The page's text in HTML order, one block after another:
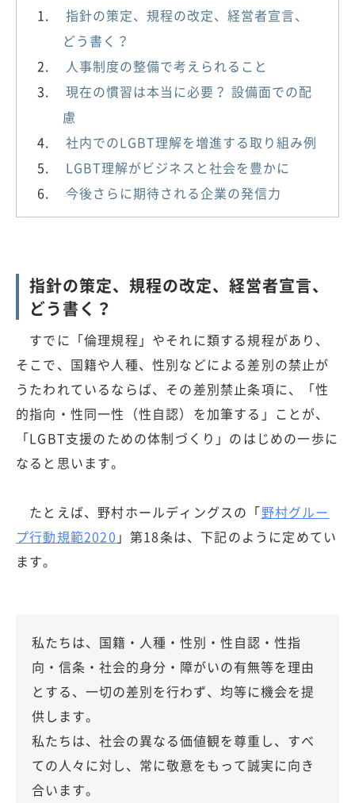
指針の策定、規程の改定、経営者宣言、
どう書く？
人事制度の整備で考えられること
現在の慣習は本当に必要？ 設備面での配
慮
社内でのLGBT理解を増進する取り組み例
LGBT理解がビジネスと社会を豊かに
今後さらに期待される企業の発信力
指針の策定、規程の改定、経営者宣言、
どう書く？
すでに「倫理規程」やそれに類する規程があり、
そこで、国籍や人種、性別などによる差別の禁止が
うたわれているならば、その差別禁止条項に、「性
的指向・性同一性（性自認）を加筆する」ことが、
「LGBT支援のための体制づくり」のはじめの一歩に
なると思います。
たとえば、野村ホールディングスの「野村グルー
プ行動規範2020 」第18条は、下記のように定めてい
ます。
私たちは、国籍・人種・性別・性自認・性指
向・信条・社会的身分・障がいの有無等を理由
とする、一切の差別を行わず、均等に機会を提
供します。
私たちは、社会の異なる価値観を尊重し、すべ
ての人々に対し、常に敬意をもって誠実に向き
合います。